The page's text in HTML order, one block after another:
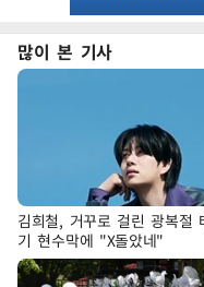
많이 본 기사
김희철, 거꾸로 걸린 광복절
기 현수막에 "X돌았네"